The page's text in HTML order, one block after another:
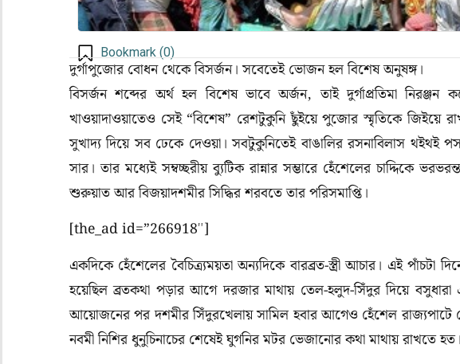
Bookmark (0)
দুর্গাপুজোর বোধন থেকে বিসর্জন। সবেতেই ভোজন হল বিশেষ অনুষঙ্গ।
বিসর্জন শব্দের অর্থ হল বিশেষ ভাবে অর্জন, তাই দুর্গাপ্রতিমা
খাওয়াদাওয়াতেও সেই “বিশেষ” রেশটুকুনি ছুঁইয়ে পুজোর স্মৃতিকে জিইয়ে
সুখাদ্য দিয়ে সব ঢেকে দেওয়া। সবটুকুনিতেই বাঙালির রসনাবিলাস থ‌ইথ‌ই
সার। তার মধ্যেই সম্বচ্ছরীয় ব্যুটিক রান্নার সম্ভারে হেঁশেলের চাদ্দিকে
শুরুয়াত আর বিজয়াদশমীর সিদ্ধির শরবতে তার পরিসমাপ্তি।
[the_ad id=”266918″]
একদিকে হেঁশেলের বৈচিত্র্যময়তা অন্যদিকে বারব্রত-স্ত্রী আচার। এই
হয়েছিল ব্রতকথা পড়ার আগে দরজার মাথায় তেল-হলুদ-সিঁদুর দিয়ে বসুধারা
আয়োজনের পর দশমীর সিঁদুরখেলায় সামিল হবার আগেও হেঁশেল
নবমী নিশির ধুনুচিনাচের শেষেই ঘুগনির মটর ভেজানোর কথা মাথায় রাখতে হত।